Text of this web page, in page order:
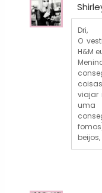
Dri,
O
H&M
viajar
uma
beijos,